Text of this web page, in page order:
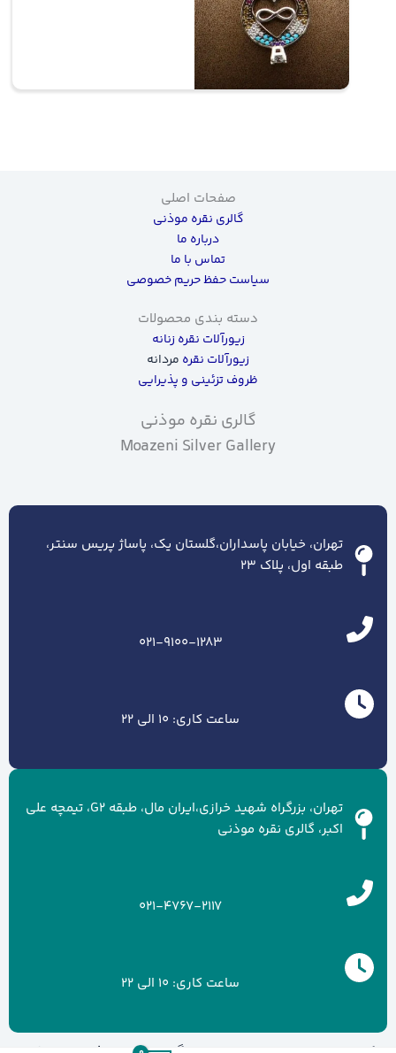
صفحات اصلی
گالری نقره موذنی
درباره ما
تماس با ما
سیاست حفظ حریم خصوصی
دسته بندی محصولات
زیورآلات نقره زنانه
زیورآلات نقره مردانه
ظروف تزئینی و پذیرایی
گالری نقره موذنی
Moazeni Silver Gallery
تهران، خیابان پاسداران،گلستان یک، پاساژ پریس سنتر،
طبقه اول، پلاک ۲۳
021-9100-1283
ساعت کاری: 10 الی 22
تهران، بزرگراه شهید خرازی،ایران مال، طبقه G2، تیمچه علی
اکبر، گالری نقره موذنی
021-4767-2117
ساعت کاری: 10 الی 22